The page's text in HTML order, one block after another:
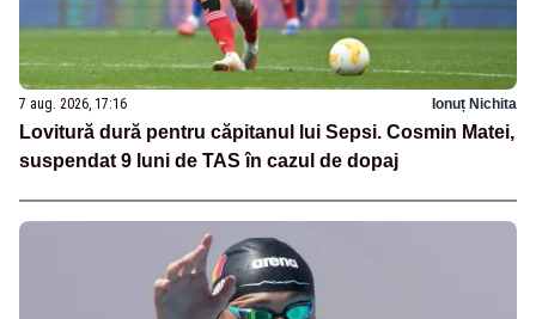
7 aug. 2026, 17:16 Ionuț Nichita
Lovitură dură pentru căpitanul lui Sepsi. Cosmin Matei,
suspendat 9 luni de TAS în cazul de dopaj